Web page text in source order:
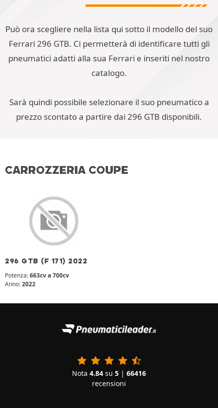
Può ora scegliere nella lista qui sotto il modello del suo
Ferrari 296 GTB. Ci permetterà di identificare tutti gli
pneumatici adatti alla sua Ferrari e inseriti nel nostro
catalogo.
Sarà quindi possibile selezionare il suo pneumatico a
prezzo scontato a partire dai 296 GTB disponibili.
CARROZZERIA COUPE
296 GTB (F 171) 2022
Potenza:663cv a 700cv
Anno:2022
Nota 4.84 su 5 | 66416
recensioni